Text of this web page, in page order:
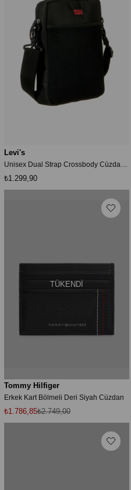
Levi's
₺1.299,90
TÜKENDI
Tommy Hilfiger
Erkek Kart Bölmeli Deri Siyah Cüzdan
₺1.786,85₺2.749,00